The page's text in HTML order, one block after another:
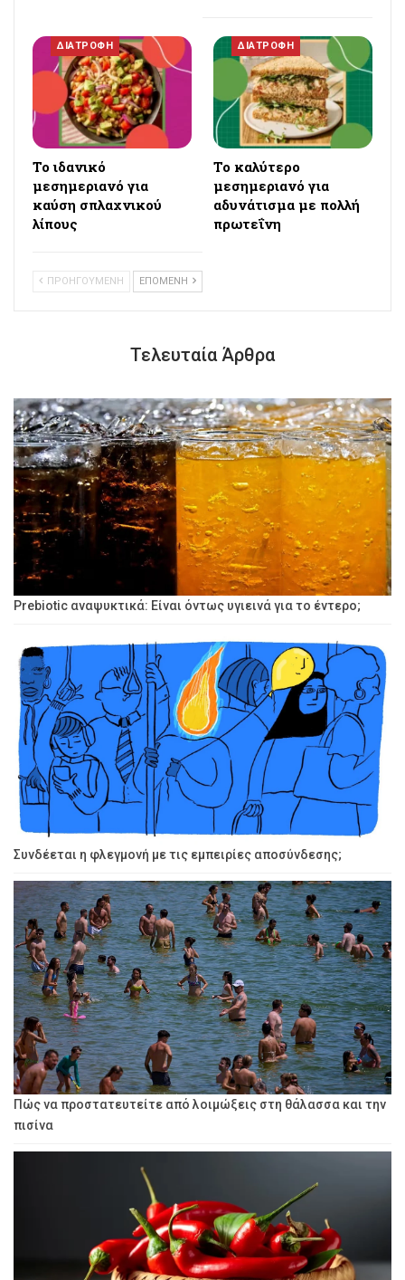
ΔΙΑΤΡΟΦΗ
Το ιδανικό
μεσημεριανό για
καύση σπλαχνικού
λίπους
ΔΙΑΤΡΟΦΗ
Το καλύτερο
μεσημεριανό για
αδυνάτισμα με πολλή
πρωτεΐνη
ΠΡΟΗΓΟΥΜΕΝΗ ΕΠΟΜΕΝΗ
Τελευταία Άρθρα
Prebiotic αναψυκτικά: Είναι όντως υγιεινά για το έντερο;
Συνδέεται η φλεγμονή με τις εμπειρίες αποσύνδεσης;
Πώς να προστατευτείτε από λοιμώξεις στη θάλασσα και την
πισίνα